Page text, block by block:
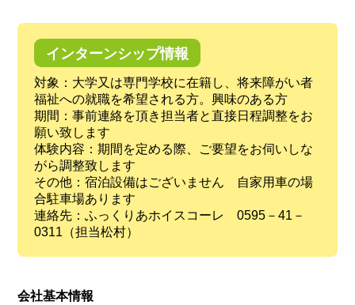
インターンシップ情報
対象：大学又は専門学校に在籍し、将来障がい者
福祉への就職を希望される方。興味のある方
期間：事前連絡を頂き担当者と直接日程調整をお
願い致します
体験内容：期間を定める際、ご要望をお伺いしな
がら調整致します
その他：宿泊設備はございません 自家用車の場
合駐車場あります
連絡先：ふっくりあホイスコーレ 0595－41－
0311（担当松村）
会社基本情報